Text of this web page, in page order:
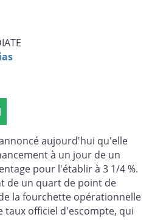
aujourd'hui qu'elle
à un jour de un
pour l'établir à 3 1/4 %.
de un quart de point de
la fourchette opérationnelle
taux officiel d'escompte, qui